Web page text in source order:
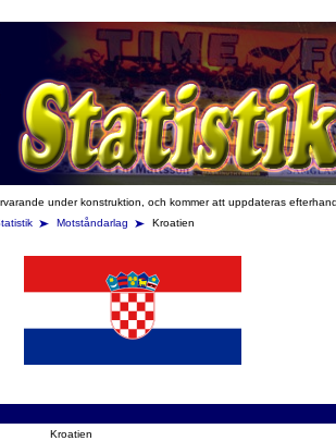
under konstruktion, och kommer att uppdateras
Motståndarlag Kroatien
Kroatien